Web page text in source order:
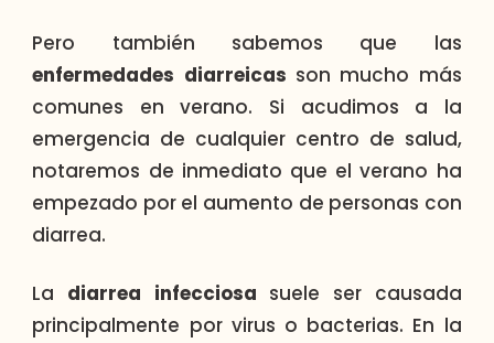
Pero también sabemos que las
enfermedades diarreicas son mucho más
comunes en verano. Si acudimos a la
emergencia de cualquier centro de salud,
notaremos de inmediato que el verano ha
empezado por el aumento de personas con
diarrea.
La diarrea infecciosa suele ser causada
principalmente por virus o bacterias. En la